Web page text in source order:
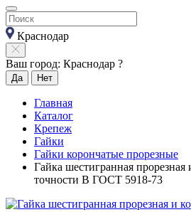
Краснодар
Ваш город: Краснодар ?
Да Нет
Главная
Каталог
Крепеж
Гайки
Гайки корончатые прорезные
Гайка шестигранная прорезная
точности В ГОСТ 5918-73